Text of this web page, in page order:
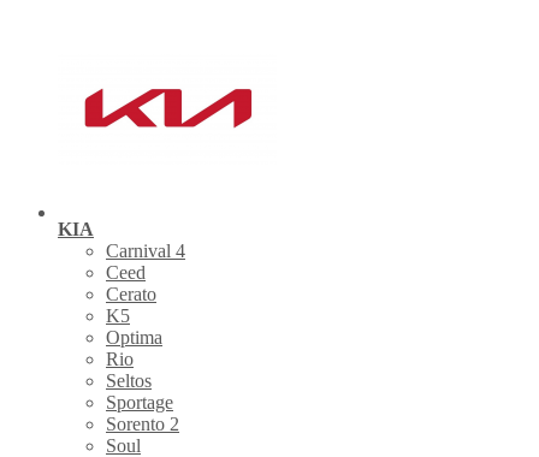
KIA
Carnival 4
Ceed
Cerato
K5
Optima
Rio
Seltos
Sportage
Sorento 2
Soul